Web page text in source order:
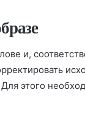
и,
этого